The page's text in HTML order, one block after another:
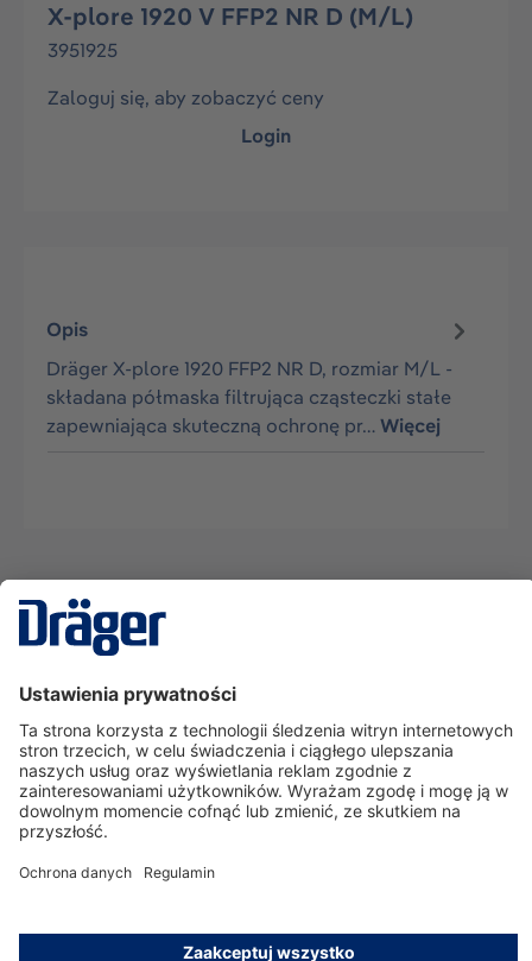
X-plore 1920 V FFP2 NR D (M/L)
3951925
Zaloguj się, aby zobaczyć ceny
Login
Opis
Dräger X-plore 1920 FFP2 NR D, rozmiar M/L -
składana półmaska filtrująca cząsteczki stałe
zapewniająca skuteczną ochronę pr…Więcej
Serwisowa linia hotline
O nas
Korzystanie ze sklepu